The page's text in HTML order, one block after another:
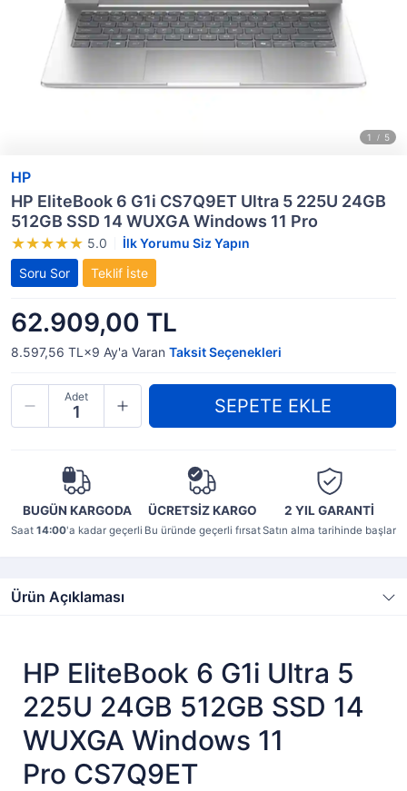
HP
HP EliteBook 6 G1i CS7Q9ET Ultra 5 225U 24GB
512GB SSD 14 WUXGA Windows 11 Pro
5.0
İlk Yorumu Siz Yapın
Soru Sor
Teklif İste
62.909,00 TL
8.597,56 TL×9 Ay'a Varan Taksit Seçenekleri
Adet
BUGÜN KARGODA
Saat 14:00'a kadar geçerli
ÜCRETSİZ KARGO
Bu üründe geçerli fırsat
2 YILGARANTİ
Satın alma tarihinde başlar
Ürün Açıklaması
HP EliteBook 6 G1i Ultra 5
225U 24GB 512GB SSD 14
WUXGA Windows 11
Pro CS7Q9ET